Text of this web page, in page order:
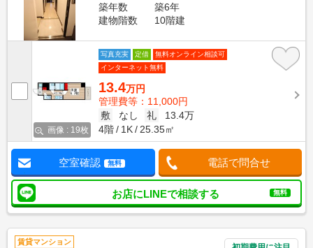
築年数
築6年
建物階数
10階建
画像 : 19枚
写真充実 定借
無料オンライン相談可
インターネット無料
13.4万円
管理費等：11,000円
敷
なし 礼
13.4万
4階
1K 25.35㎡
空室確認 無料 電話で問合せ
お店にLINEで相談する 無料
賃貸マンション